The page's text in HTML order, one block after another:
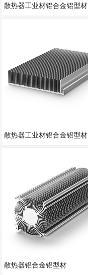
散热器工业材铝合金铝型材
散热器工业材铝合金铝型材
散热器铝合金铝型材